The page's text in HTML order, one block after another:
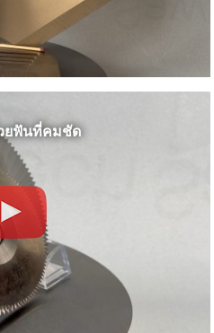
ยฟันที่คมชัด